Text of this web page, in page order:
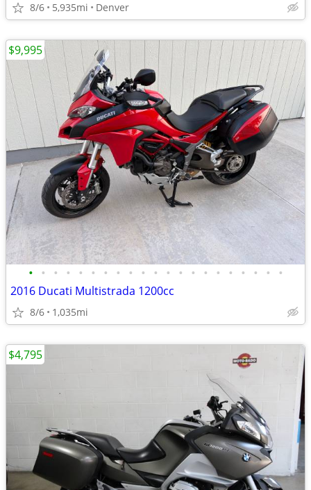
8/6 5,935mi Denver
• • • • • • • • • • • • • • • • • • • • •
2016 Ducati Multistrada 1200cc
8/6 1,035mi
$9,995
$4,795